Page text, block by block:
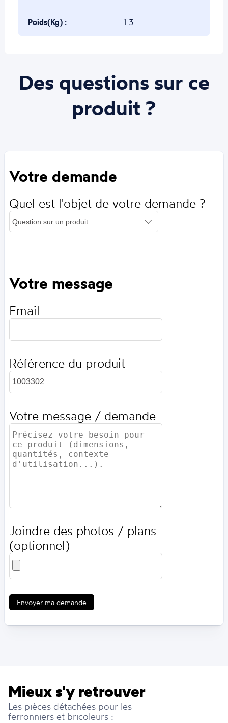
Poids(Kg) : 1.3
Des questions sur ce
produit ?
Votre demande
Quel est l'objet de votre demande ?
Votre message
Email
Référence du produit
Votre message / demande
Joindre des photos / plans
(optionnel)
Envoyer ma demande
Mieux s'y retrouver
Les pièces détachées pour les
ferronniers et bricoleurs :